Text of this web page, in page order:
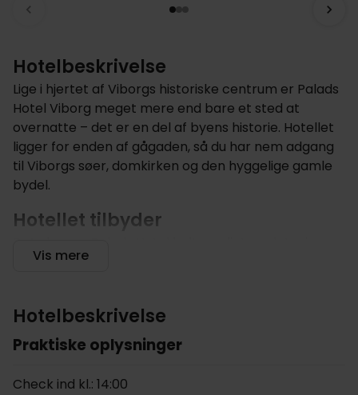
Hotelbeskrivelse
Lige i hjertet af Viborgs historiske centrum er Palads
Hotel Viborg meget mere end bare et sted at
overnatte – det er en del af byens historie. Hotellet
ligger for enden af gågaden, så du har nem adgang
til Viborgs søer, domkirken og den hyggelige gamle
bydel.
Hotellet tilbyder
historie. Den elegante hovedbygning er fra 1899 og
hotel. Du kan stadig mærke den historiske stemning
overalt – fra den klassiske arkitektur til de unikke
detaljer, der giver hotellet karakter. Gennem årene
har hotellet udvidet sig til flere nabobygninger og
Vis mere
Hotelbeskrivelse
Praktiske oplysninger
Check ind kl.: 14:00